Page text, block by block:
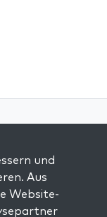
und
Aus
Website-